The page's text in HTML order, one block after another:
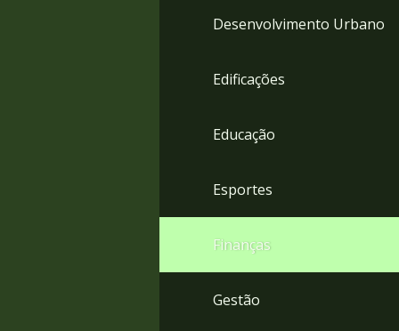
Desenvolvimento Urbano
Edificações
Educação
Esportes
Finanças
Gestão